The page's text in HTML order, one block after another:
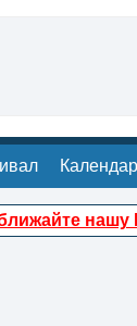
Календар
нашу